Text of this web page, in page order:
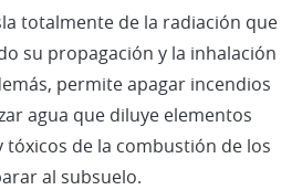
totalmente de la radiación que
su propagación y la inhalación
permite apagar incendios
agua que diluye elementos
de la combustión de los
al subsuelo.